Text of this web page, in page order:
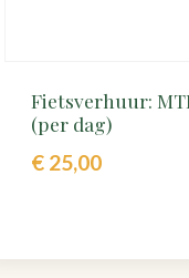
Fietsverhuur:
(per dag)
€25,00